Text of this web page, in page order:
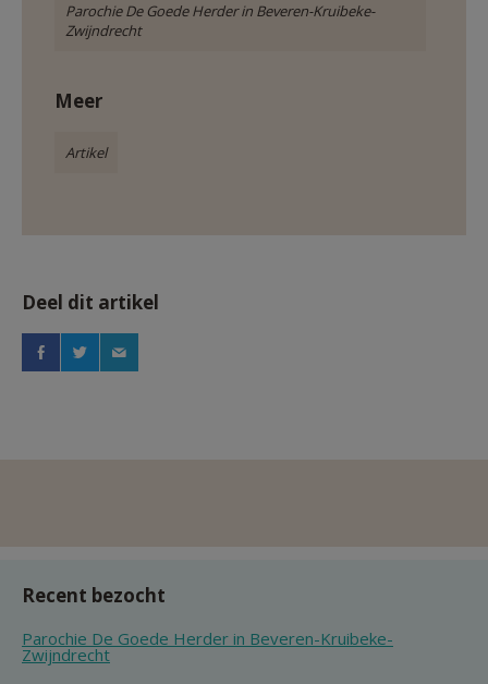
Parochie De Goede Herder in Beveren-Kruibeke-
Zwijndrecht
Meer
Artikel
Deel dit artikel
Recent bezocht
Parochie De Goede Herder in Beveren-Kruibeke-
Zwijndrecht